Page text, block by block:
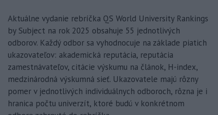
Aktuálne vydanie rebríčka QS World University Rankings
by Subject na rok 2025 obsahuje 55 jednotlivých
odborov. Každý odbor sa vyhodnocuje na základe piatich
ukazovateľov: akademická reputácia, reputácia
zamestnávateľov, citácie výskumu na článok, H-index,
medzinárodná výskumná sieť. Ukazovatele majú rôzny
pomer v jednotlivých individuálnych odboroch, rôzna je i
hranica počtu univerzít, ktoré budú v konkrétnom